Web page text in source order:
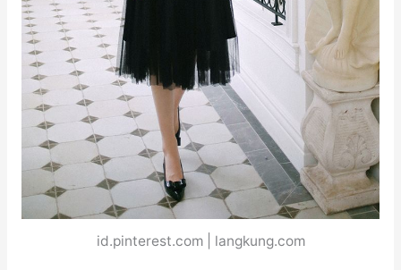
id.pinterest.com | langkung.com